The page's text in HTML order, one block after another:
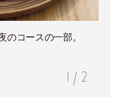
のコースの一部。
1 / 2